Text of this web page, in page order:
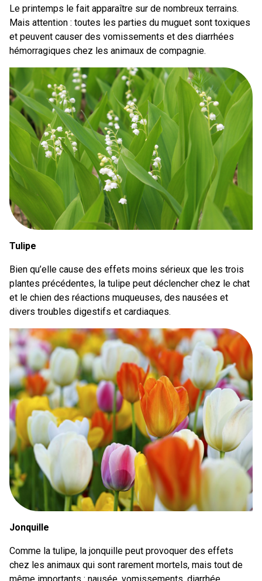
Le printemps le fait apparaître sur de nombreux terrains.
Mais attention : toutes les parties du muguet sont toxiques
et peuvent causer des vomissements et des diarrhées
hémorragiques chez les animaux de compagnie.
Tulipe
Bien qu’elle cause des effets moins sérieux que les trois
plantes précédentes, la tulipe peut déclencher chez le chat
et le chien des réactions muqueuses, des nausées et
divers troubles digestifs et cardiaques.
Jonquille
Comme la tulipe, la jonquille peut provoquer des effets
chez les animaux qui sont rarement mortels, mais tout de